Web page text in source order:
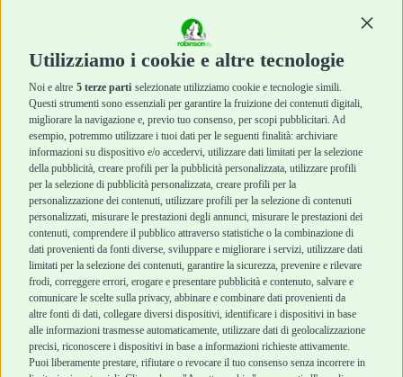
Utilizziamo i cookie e altre tecnologie
Noi e altre 5 terze parti selezionate utilizziamo cookie e tecnologie simili.
Questi strumenti sono essenziali per garantire la fruizione dei contenuti digitali,
migliorare la navigazione e, previo tuo consenso, per scopi pubblicitari. Ad
esempio, potremmo utilizzare i tuoi dati per le seguenti finalità: archiviare
informazioni su dispositivo e/o accedervi, utilizzare dati limitati per la selezione
della pubblicità, creare profili per la pubblicità personalizzata, utilizzare profili
per la selezione di pubblicità personalizzata, creare profili per la
personalizzazione dei contenuti, utilizzare profili per la selezione di contenuti
personalizzati, misurare le prestazioni degli annunci, misurare le prestazioni dei
contenuti, comprendere il pubblico attraverso statistiche o la combinazione di
dati provenienti da fonti diverse, sviluppare e migliorare i servizi, utilizzare dati
limitati per la selezione dei contenuti, garantire la sicurezza, prevenire e rilevare
frodi, correggere errori, erogare e presentare pubblicità e contenuto, salvare e
comunicare le scelte sulla privacy, abbinare e combinare dati provenienti da
altre fonti di dati, collegare diversi dispositivi, identificare i dispositivi in base
alle informazioni trasmesse automaticamente, utilizzare dati di geolocalizzazione
precisi, riconoscere i dispositivi in base a informazioni richieste attivamente.
Puoi liberamente prestare, rifiutare o revocare il tuo consenso senza incorrere in
Igiene e Pulizia
Accessori
Cani Mini
Top Quality
Igiene e Pulizia
Accessori
Top Quality
Robinson Pet Shop
Chi siamo
Punti vendita
Marchi
Blog
Assistenza Robinson
Pet Shop
Offerte
Promozioni
Recensioni Feedaty
Acquisti sicuri
Termini e condizioni
di vendita
Cashback
Metodi di
pagamento
Recesso e Reso
Spedizioni